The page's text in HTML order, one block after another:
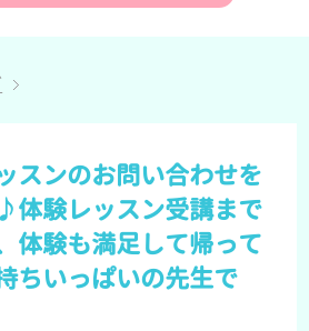
スンのお問い合わせを
体験レッスン受講まで
体験も満足して帰って
ちいっぱいの先生で